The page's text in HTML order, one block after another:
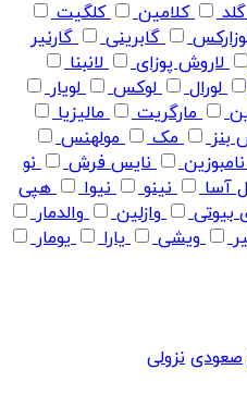
کلامین
کلگیت
گابرینی
گارنیر
لاروش پوزای
لانبنا
لورال لوکس
لویار
مارگریت
مالیزیا
مک
مولهنس
نامبوزین نایس فرش
نو
آسا نینو نیوا
هپی
بیوتی وازلین
والدمار
ویشی یارا
یومار
صعودی نزولی